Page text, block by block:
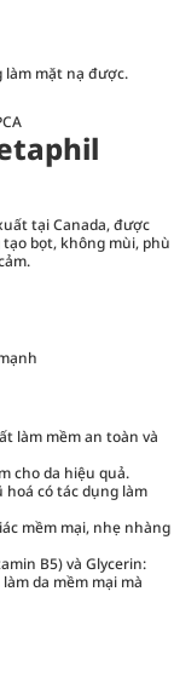
làm mặt nạ được.
tại Canada, được
bọt, không mùi, phù
làm mềm an toàn và
cho da hiệu quả.
hoá có tác dụng làm
mềm mại, nhẹ nhàng
B5) và Glycerin:
da mềm mại mà